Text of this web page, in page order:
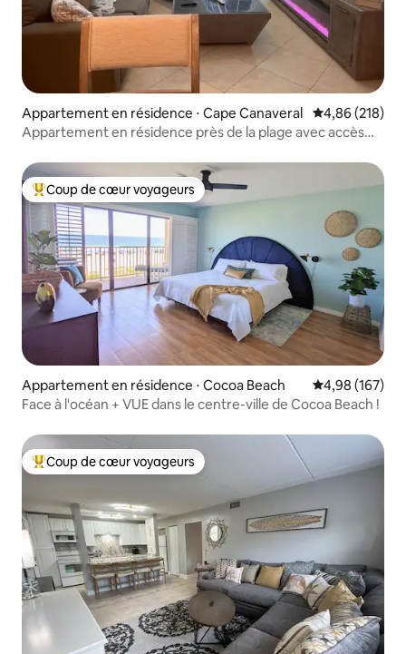
Appartement en résidence ⋅ Cape Canaveral Évaluation
4,86 (218)
Appartement en résidence près de la plage avec accès
Coups de cœur voyageurs les plus appréciés
Coup de cœur voyageurs
Appartement en résidence ⋅ Cocoa Beach Évaluation
4,98 (167)
Face à l'océan + VUE dans le centre-ville de Cocoa Beach !
Coups de cœur voyageurs les plus appréciés
Coup de cœur voyageurs